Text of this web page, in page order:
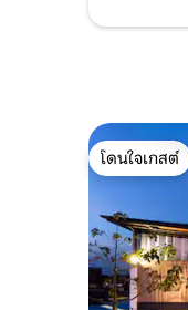
โดนใจเกสต์
โดนใจเกสต์